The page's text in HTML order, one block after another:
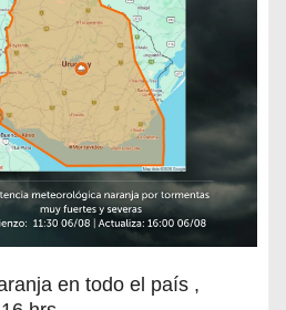
en todo el país ,